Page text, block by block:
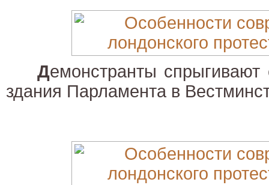
Демонстранты
здания Парламента в